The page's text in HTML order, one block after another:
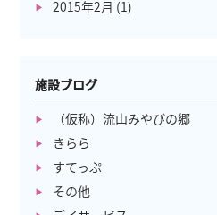
2015年2月 (1)
施設ブログ
（仮称）流山みやびの郷
きらら
すてっぷ
その他